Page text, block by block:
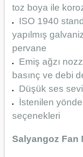
toz boya ile
ISO 1940
yapılmış
pervane
Emiş ağzı
basınç ve debi
Düşük ses
İstenilen
seçenekleri
Salyangoz Fan